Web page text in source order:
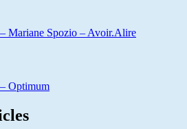
Mariane Spozio – Avoir.Alire
Optimum